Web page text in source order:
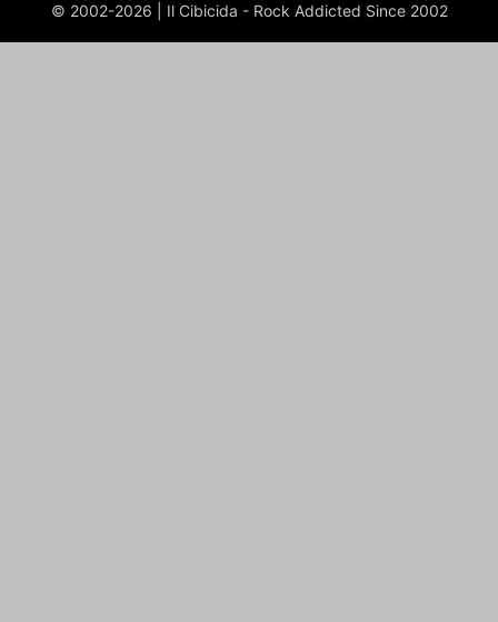
© 2002-2026 | Il Cibicida - Rock Addicted Since 2002